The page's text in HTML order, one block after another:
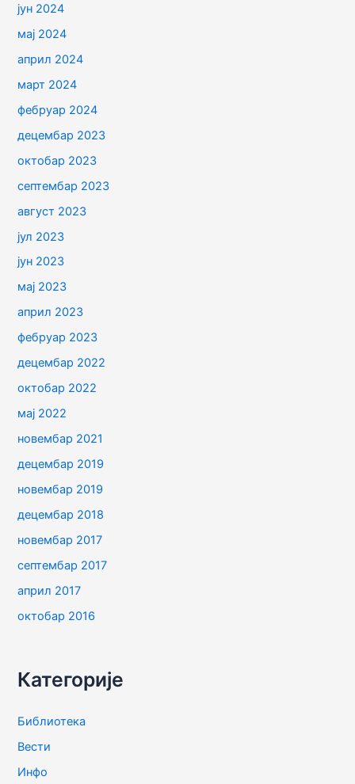
јун 2024
мај 2024
април 2024
март 2024
фебруар 2024
децембар 2023
октобар 2023
септембар 2023
август 2023
јул 2023
јун 2023
мај 2023
април 2023
фебруар 2023
децембар 2022
октобар 2022
мај 2022
новембар 2021
децембар 2019
новембар 2019
децембар 2018
новембар 2017
септембар 2017
април 2017
октобар 2016
Категорије
Библиотека
Вести
Инфо